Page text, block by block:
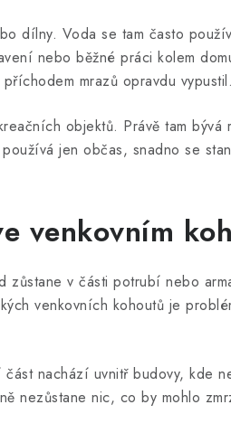
dílny. Voda se tam často
nebo běžné práci kolem
mrazů opravdu vypustil.
objektů. Právě tam
jen občas, snadno se
venkovním
v části potrubí nebo
venkovních kohoutů je
nachází uvnitř budovy, kde
nezůstane nic, co by mohlo